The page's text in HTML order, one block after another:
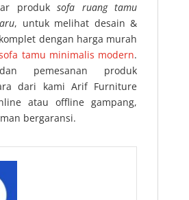
produksofa ruang tamu
, untuk melihat desain &
dengan harga murah
tamu minimalis modern.
pemesanan produk
dari kami Arif Furniture
atau offline gampang,
bergaransi.